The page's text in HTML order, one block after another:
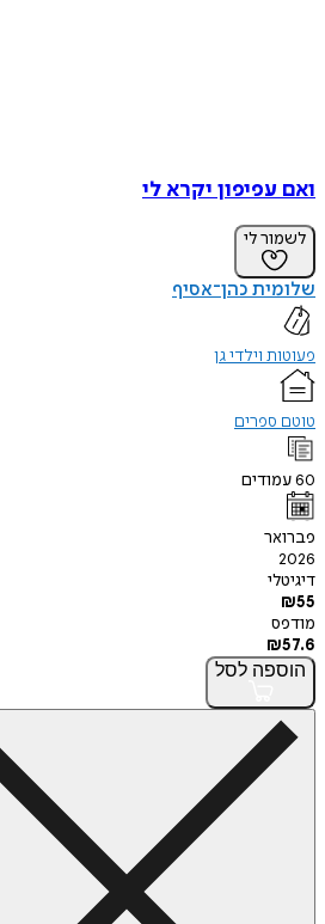
ואם עפיפון יקרא לי
לשמור לי
שלומית כהן־אסיף
פעוטות וילדי גן
טוטם ספרים
60עמודים
פברואר
2026
דיגיטלי
₪55
מודפס
₪57.6
הוספה לסל